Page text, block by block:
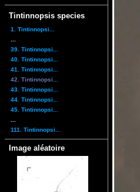
Tintinnopsis species
1. Tintinnopsi...
39. Tintinnopsi...
40. Tintinnopsi...
41. Tintinnopsi...
42. Tintinnopsi...
43. Tintinnopsi...
44. Tintinnopsi...
45. Tintinnopsi...
111. Tintinnopsi...
Image aléatoire